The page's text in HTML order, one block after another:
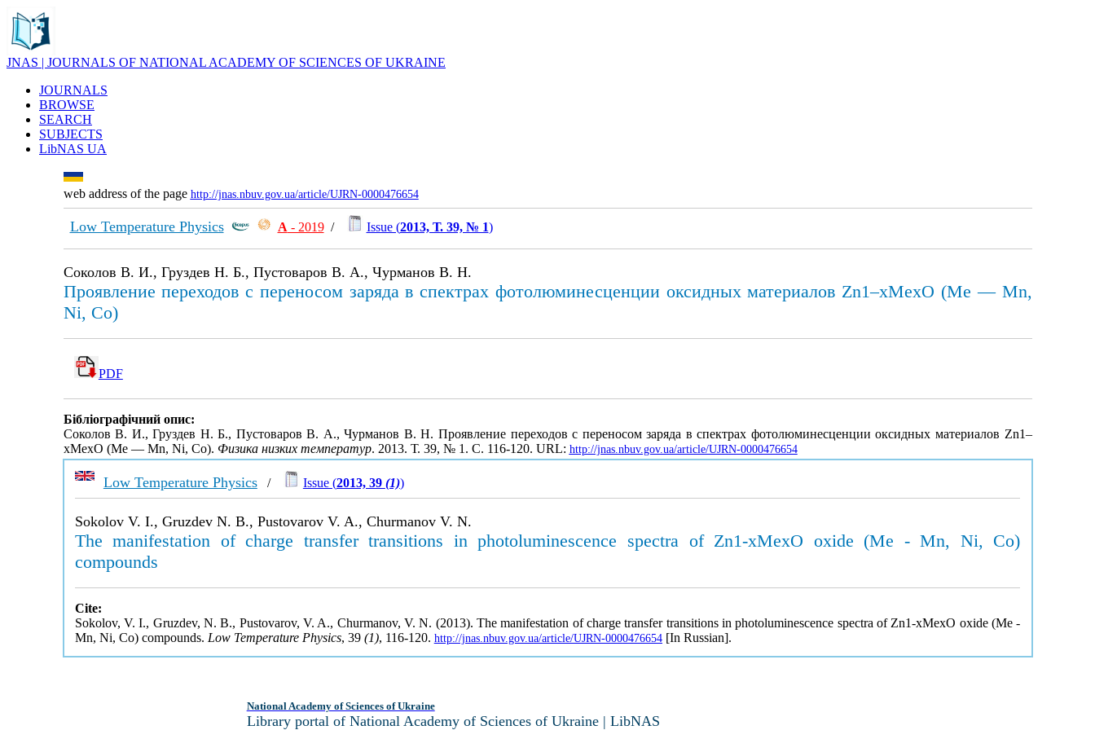
JNAS | JOURNALS OF NATIONAL ACADEMY OF SCIENCES OF UKRAINE
JOURNALS
BROWSE
SEARCH
SUBJECTS
LibNAS UA
web address of the page http://jnas.nbuv.gov.ua/article/UJRN-0000476654
Low Temperature Physics А - 2019/ Issue (2013, Т. 39, № 1)
Соколов В. И., Груздев Н. Б., Пустоваров В. А., Чурманов В. Н.
Проявление переходов с переносом заряда в спектрах фотолюминесценции оксидных материалов Zn1–xMexO (Me — Mn,
Ni, Co)
PDF
Бібліографічний опис:
Соколов В. И., Груздев Н. Б., Пустоваров В. А., Чурманов В. Н. Проявление переходов с переносом заряда в спектрах фотолюминесценции оксидных материалов Zn1–
xMexO (Me — Mn, Ni, Co). Физика низких температур. 2013. Т. 39, № 1. С. 116-120. URL: http://jnas.nbuv.gov.ua/article/UJRN-0000476654
Low Temperature Physics/ Issue (2013, 39 (1))
Sokolov V. I., Gruzdev N. B., Pustovarov V. A., Churmanov V. N.
The manifestation of charge transfer transitions in photoluminescence spectra of Zn1-xMexO oxide (Me - Mn, Ni, Co)
compounds
Cite:
Sokolov, V. I., Gruzdev, N. B., Pustovarov, V. A., Churmanov, V. N. (2013). The manifestation of charge transfer transitions in photoluminescence spectra of Zn1-xMexO oxide (Me -
Mn, Ni, Co) compounds. Low Temperature Physics, 39 (1), 116-120. http://jnas.nbuv.gov.ua/article/UJRN-0000476654[In Russian].
National Academy of Sciences of Ukraine
Library portal of National Academy of Sciences of Ukraine | LibNAS